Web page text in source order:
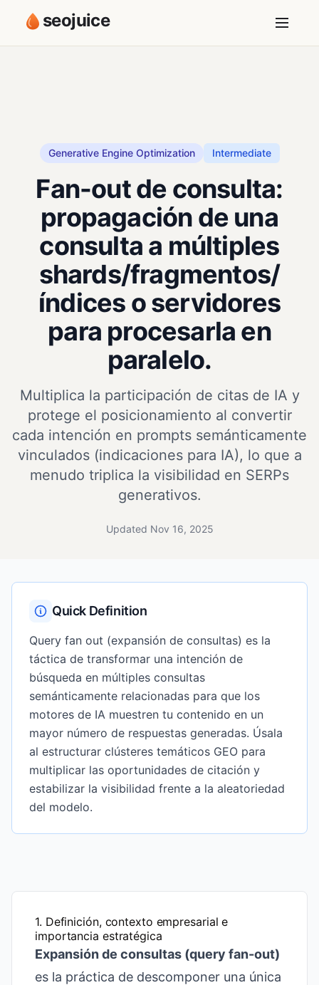
seojuice
Generative Engine Optimization Intermediate
Fan-out de consulta:
propagación de una
consulta a múltiples
shards/fragmentos/
índices o servidores
para procesarla en
paralelo.
Multiplica la participación de citas de IA y
protege el posicionamiento al convertir
cada intención en prompts semánticamente
vinculados (indicaciones para IA), lo que a
menudo triplica la visibilidad en SERPs
generativos.
Updated Nov 16, 2025
Quick Definition
Query fan out (expansión de consultas) es la
táctica de transformar una intención de
búsqueda en múltiples consultas
semánticamente relacionadas para que los
motores de IA muestren tu contenido en un
mayor número de respuestas generadas. Úsala
al estructurar clústeres temáticos GEO para
multiplicar las oportunidades de citación y
estabilizar la visibilidad frente a la aleatoriedad
del modelo.
1. Definición, contexto empresarial e
importancia estratégica
Expansión de consultas (query fan-out)
es la práctica de descomponer una única